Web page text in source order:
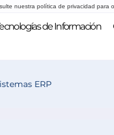
de Información
ERP
nuestra política de privacidad